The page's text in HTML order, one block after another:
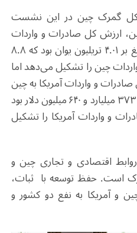
کل گمرک چین در این نشست
ارزش کل صادرات و واردات
چین به آمریکا در سال ۲۰۲۵ بالغ بر ۴.۰۱ تریلیون یوان بود که ۸.۸
چین را تشکیل می‌دهد اما
و واردات آمریکا به چین
در ۱۰ ماه اول سال ۲۰۲۵ بالغ بر ۳۷۳ میلیارد و ۶۴۰ میلیون دلار بود
و واردات آمریکا را تشکیل
اقتصادی و تجاری چین و
است. حفظ توسعه با ثبات،
و آمریکا به نفع دو کشور و